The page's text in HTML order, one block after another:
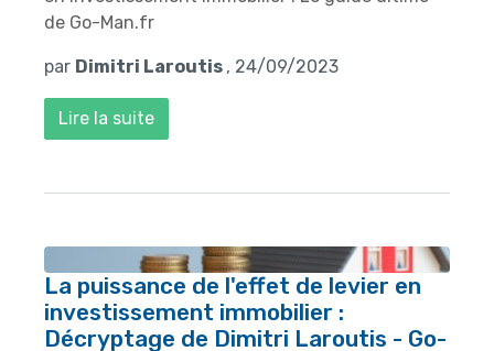
de Go-Man.fr
par Dimitri Laroutis , 24/09/2023
Lire la suite
La puissance de l'effet de levier en
investissement immobilier :
Décryptage de Dimitri Laroutis - Go-